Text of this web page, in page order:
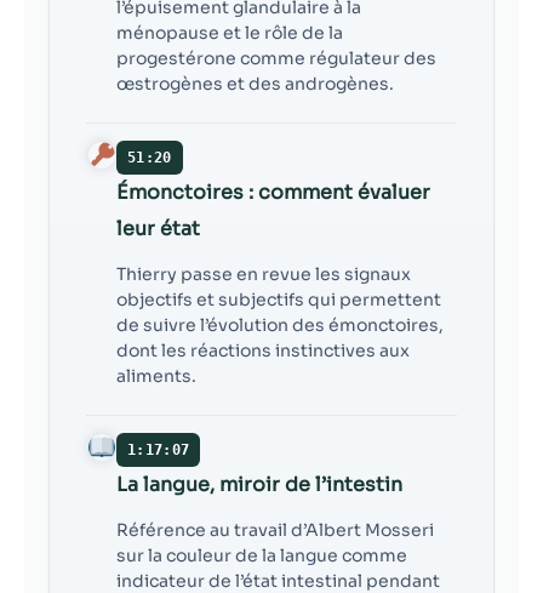
l’épuisement glandulaire à la
ménopause et le rôle de la
progestérone comme régulateur des
œstrogènes et des androgènes.
51:20
Émonctoires : comment évaluer
leur état
Thierry passe en revue les signaux
objectifs et subjectifs qui permettent
de suivre l’évolution des émonctoires,
dont les réactions instinctives aux
aliments.
1:17:07
La langue, miroir de l’intestin
Référence au travail d’Albert Mosseri
sur la couleur de la langue comme
indicateur de l’état intestinal pendant